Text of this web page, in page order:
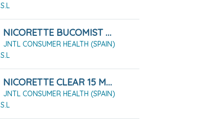
S.L
NICORETTE BUCOMIST 1 MG/PULSACIÓN SOLUCIÓN PARA PULVERIZACIÓN BUCAL SABOR FRUTA MENTA
JNTL CONSUMER HEALTH (SPAIN)
S.L
NICORETTE CLEAR 15 MG/16 HORAS 14 PARCHES
JNTL CONSUMER HEALTH (SPAIN)
S.L